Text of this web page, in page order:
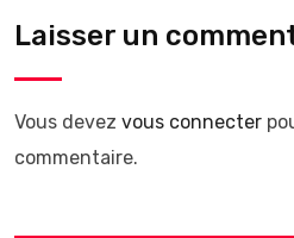
Laisser un
Vous devez vous connecter
commentaire.